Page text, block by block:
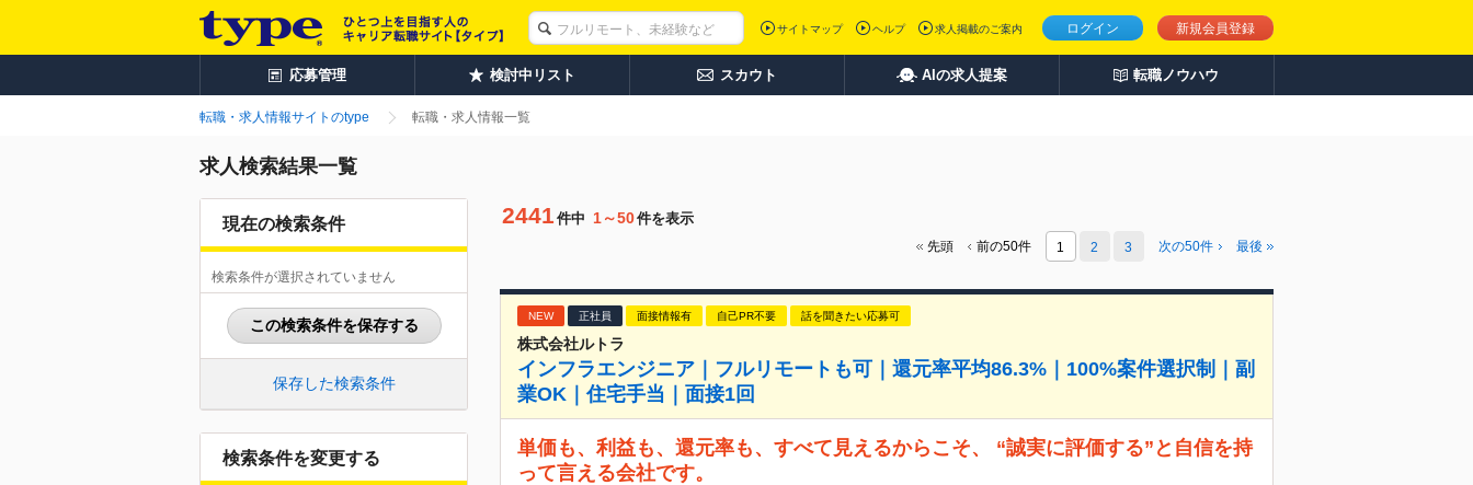
ログイン 新規会員登録
サイトマップ ヘルプ 求人掲載のご案内
応募管理 検討中リスト スカウト AIの求人提案 転職ノウハウ
転職・求人情報サイトのtype 転職・求人情報一覧
求人検索結果一覧
現在の検索条件
検索条件が選択されていません
この検索条件を保存する
保存した検索条件
検索条件を変更する
2441 件中 1～50件を表示
先頭 前の50件 1 2 3 次の50件 最後
NEW 正社員 面接情報有 自己PR不要 話を聞きたい応募可
株式会社ルトラ
インフラエンジニア｜フルリモートも可｜還元率平均86.3%｜100%案件選択制｜副
業OK｜住宅手当｜面接1回
単価も、利益も、還元率も、すべて見えるからこそ、 “誠実に評価する”と自信を持
って言える会社です。